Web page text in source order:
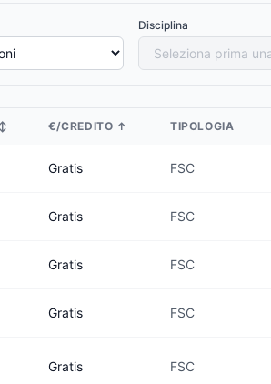
Disciplina
↕ €/CREDITO ↑ TIPOLOGIA
Gratis FSC
Gratis FSC
Gratis FSC
Gratis FSC
Gratis FSC